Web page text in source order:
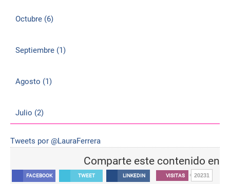
Octubre (6)
Septiembre (1)
Agosto (1)
Julio (2)
Tweets por @LauraFerrera
Comparte este contenido en
FACEBOOK TWEET LINKEDIN VISITAS 20231